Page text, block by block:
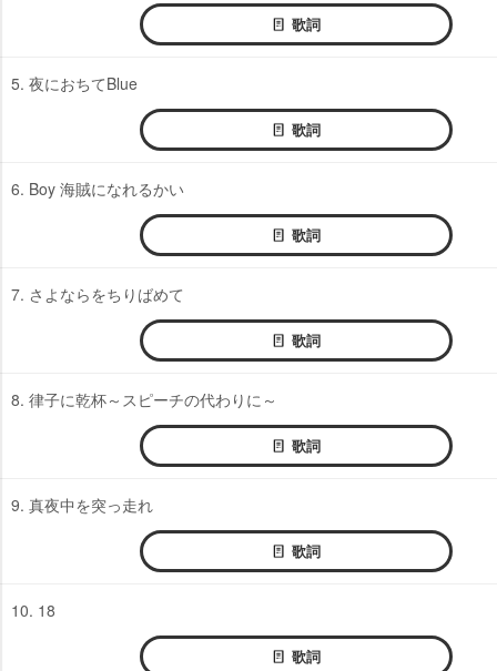
歌詞
5. 夜におちてBlue
歌詞
6. Boy 海賊になれるかい
歌詞
7. さよならをちりばめて
歌詞
8. 律子に乾杯～スピーチの代わりに～
歌詞
9. 真夜中を突っ走れ
歌詞
10. 18
歌詞